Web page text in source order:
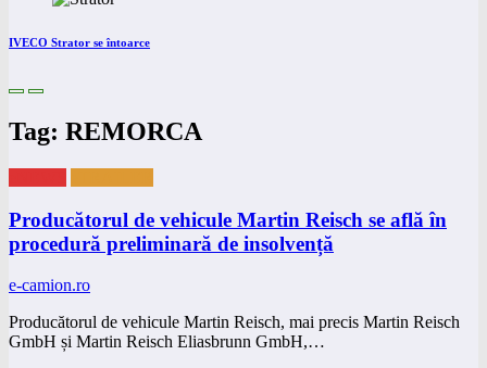
IVECO Strator se întoarce
Tag: REMORCA
Producătorul de vehicule Martin Reisch se află în
procedură preliminară de insolvență
e-camion.ro
Producătorul de vehicule Martin Reisch, mai precis Martin Reisch
GmbH și Martin Reisch Eliasbrunn GmbH,…